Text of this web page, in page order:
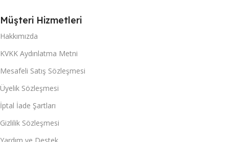
Müşteri Hizmetleri
Hakkımızda
KVKK Aydınlatma Metni
Mesafeli Satış Sözleşmesi
Üyelik Sözleşmesi
İptal İade Şartları
Gizlilik Sözleşmesi